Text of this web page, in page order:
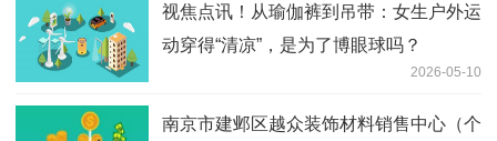
视焦点讯！从瑜伽裤到吊带：女生户外运
动穿得“清凉”，是为了博眼球吗？
2026-05-10
南京市建邺区越众装饰材料销售中心（个